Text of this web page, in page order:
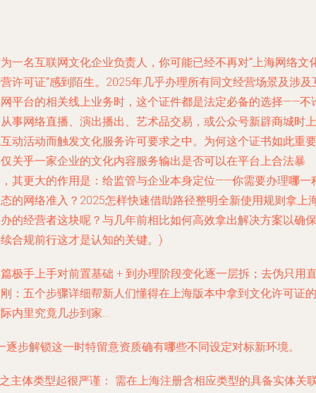
一名互联网文化企业负责人，你可能已经不再对“上海网络文
许可证”感到陌生。2025年几乎办理所有同文经营场景及涉及
平台的相关线上业务时，这个证件都是法定必备的选择——不
事网络直播、演出播出、艺术品交易，或公众号新辟商城时上
动活动而触发文化服务许可要求之中。为何这个证书如此重要
关乎一家企业的文化内容服务输出是否可以在平台上合法暴
其更大的作用是：给监管与企业本身定位——你需要办理哪一
的网络准入？2025怎样快速借助路径整明全新使用规则拿上
的经营者这块呢？与几年前相比如何高效拿出解决方案以确保
合规前行这才是认知的关键。)
极手上手对前置基础 + 到办理阶段变化逐一层拆；去伪只用
： 五个步骤详细帮新人们懂得在上海版本中拿到文化许可证的
内里究竟几步到家...
步解锁这一时特留意资质确有哪些不同设定对标新环境。
主体类型起很严谨： 需在上海注册含相应类型的具备实体关